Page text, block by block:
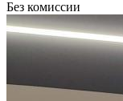
Без комиссии